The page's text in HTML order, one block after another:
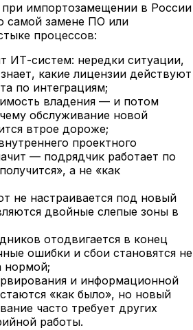
импортозамещении в России
самой замене ПО или
процессов:
ИТ-систем: нередки ситуации,
какие лицензии действуют
по интеграциям;
владения — и потом
обслуживание новой
втрое дороже;
проектного
— подрядчик работает по
а не «как
не настраивается под новый
двойные слепые зоны в
отодвигается в конец
ошибки и сбои становятся не
нормой;
и информационной
«как было», но новый
часто требует других
работы.